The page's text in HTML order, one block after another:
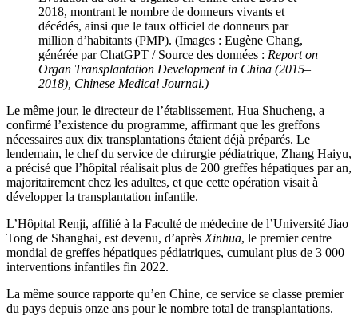
2018, montrant le nombre de donneurs vivants et
décédés, ainsi que le taux officiel de donneurs par
million d’habitants (PMP). (Images : Eugène Chang,
générée par ChatGPT / Source des données : Report on
Organ Transplantation Development in China (2015–
2018), Chinese Medical Journal.)
Le même jour, le directeur de l’établissement, Hua Shucheng, a
confirmé l’existence du programme, affirmant que les greffons
nécessaires aux dix transplantations étaient déjà préparés. Le
lendemain, le chef du service de chirurgie pédiatrique, Zhang Haiyu,
a précisé que l’hôpital réalisait plus de 200 greffes hépatiques par an,
majoritairement chez les adultes, et que cette opération visait à
développer la transplantation infantile.
L’Hôpital Renji, affilié à la Faculté de médecine de l’Université Jiao
Tong de Shanghai, est devenu, d’aprèsXinhua, le premier centre
mondial de greffes hépatiques pédiatriques, cumulant plus de 3 000
interventions infantiles fin 2022.
La même source rapporte qu’en Chine, ce service se classe premier
du pays depuis onze ans pour le nombre total de transplantations.